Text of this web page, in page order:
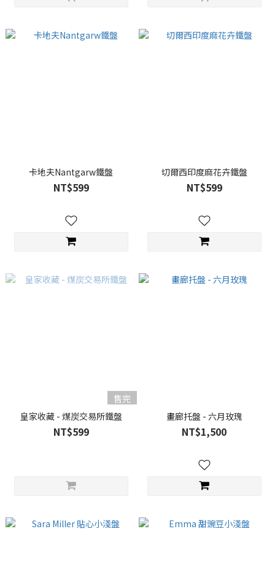
卡地夫Nantgarw鐵盤
NT$599
切爾西印度麻花卉鐵盤
NT$599
售完
皇家收藏 - 煤炭交易所鐵盤
NT$599
畫廊托盤 - 六月玫瑰
NT$1,500